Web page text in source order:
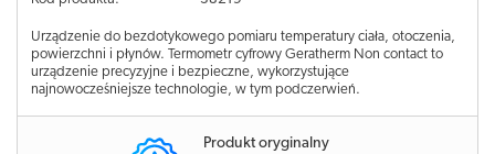
Urządzenie do bezdotykowego pomiaru temperatury ciała, otoczenia,
powierzchni i płynów. Termometr cyfrowy Geratherm Non contact to
urządzenie precyzyjne i bezpieczne, wykorzystujące
najnowocześniejsze technologie, w tym podczerwień.
Produkt oryginalny